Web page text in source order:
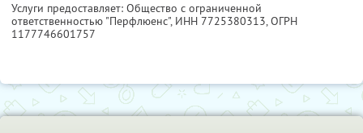
Услуги предоставляет: Общество с ограниченной
ответственностью "Перфлюенс", ИНН 7725380313, ОГРН
1177746601757